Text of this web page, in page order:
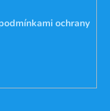
ochrany